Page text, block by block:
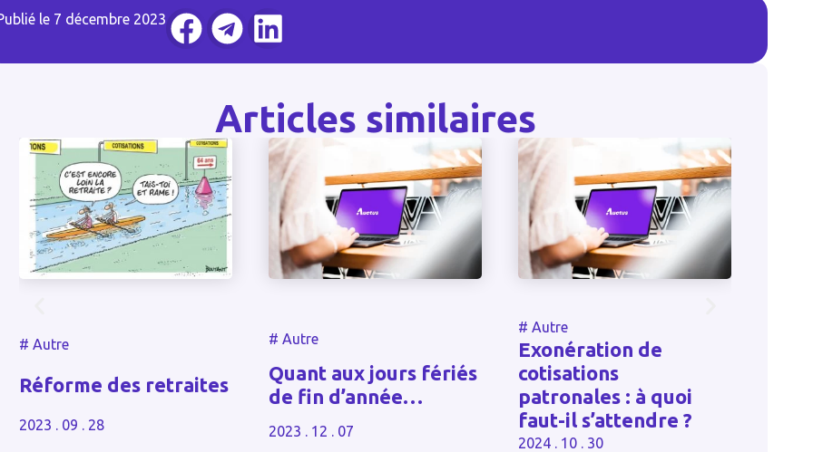
le 7 décembre 2023
Articles similaires
# Autre
Réforme des retraites
2023 . 09 . 28
# Autre
Quant aux jours fériés
de fin d’année…
2023 . 12 . 07
# Autre
Exonération de
cotisations
patronales : à quoi
faut-il s’attendre ?
2024 . 10 . 30